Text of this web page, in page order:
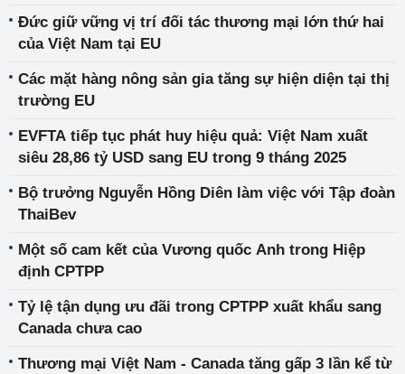
Đức giữ vững vị trí đối tác thương mại lớn thứ hai
của Việt Nam tại EU
Các mặt hàng nông sản gia tăng sự hiện diện tại thị
trường EU
EVFTA tiếp tục phát huy hiệu quả: Việt Nam xuất
siêu 28,86 tỷ USD sang EU trong 9 tháng 2025
Bộ trưởng Nguyễn Hồng Diên làm việc với Tập đoàn
ThaiBev
Một số cam kết của Vương quốc Anh trong Hiệp
định CPTPP
Tỷ lệ tận dụng ưu đãi trong CPTPP xuất khẩu sang
Canada chưa cao
Thương mại Việt Nam - Canada tăng gấp 3 lần kể từ